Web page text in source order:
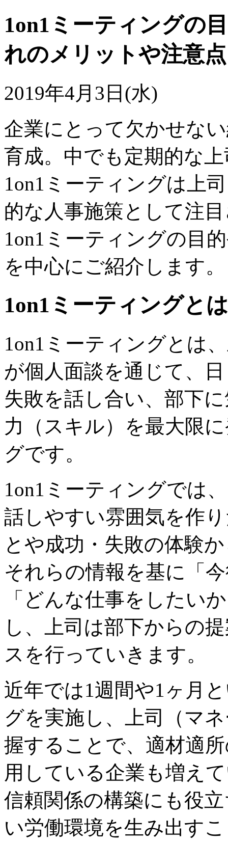
1on1ミーティングの
れのメリットや注意
2019年4月3日(水)
企業にとって欠かせな
育成。中でも定期的な
1on1ミーティングは上
的な人事施策として注
1on1ミーティングの目
を中心にご紹介します。
1on1ミーティングとは
1on1ミーティングとは
が個人面談を通じて、
失敗を話し合い、部下
力（スキル）を最大限
グです。
1on1ミーティングでは
話しやすい雰囲気を作
とや成功・失敗の体験
それらの情報を基に「
「どんな仕事をしたい
し、上司は部下からの
スを行っていきます。
近年では1週間や1ヶ月
グを実施し、上司（マ
握することで、適材適
用している企業も増え
信頼関係の構築にも役
い労働環境を生み出す